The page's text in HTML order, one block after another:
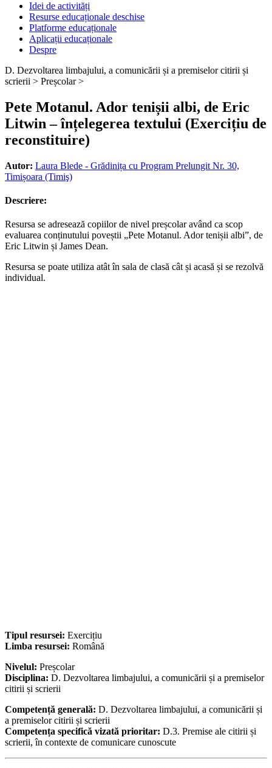
Idei de activități
Resurse educaționale deschise
Platforme educaționale
Aplicații educaționale
Despre
D. Dezvoltarea limbajului, a comunicării și a premiselor citirii și
scrierii > Preșcolar >
Pete Motanul. Ador tenișii albi, de Eric
Litwin – înțelegerea textului (Exercițiu de
reconstituire)
Autor: Laura Blede - Grădinița cu Program Prelungit Nr. 30,
Timișoara (Timiş)
Descriere:
Resursa se adresează copiilor de nivel preșcolar având ca scop
evaluarea conținutului poveștii „Pete Motanul. Ador tenișii albi”, de
Eric Litwin și James Dean.
Resursa se poate utiliza atât în sala de clasă cât și acasă și se rezolvă
individual.
Tipul resursei: Exercițiu
Limba resursei: Română
Nivelul: Preșcolar
Disciplina: D. Dezvoltarea limbajului, a comunicării și a premiselor
citirii și scrierii
Competență generală: D. Dezvoltarea limbajului, a comunicării și
a premiselor citirii și scrierii
Competența specifică vizată prioritar: D.3. Premise ale citirii și
scrierii, în contexte de comunicare cunoscute